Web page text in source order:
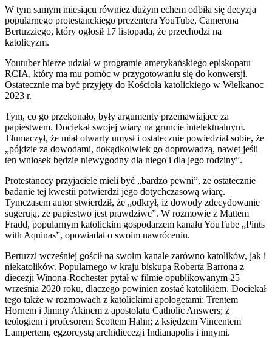
W tym samym miesiącu również dużym echem odbiła się decyzja
popularnego protestanckiego prezentera YouTube, Camerona
Bertuzziego, który ogłosił 17 listopada, że przechodzi na
katolicyzm.
Youtuber bierze udział w programie amerykańskiego episkopatu
RCIA, który ma mu pomóc w przygotowaniu się do konwersji.
Ostatecznie ma być przyjęty do Kościoła katolickiego w Wielkanoc
2023 r.
Tym, co go przekonało, były argumenty przemawiające za
papiestwem. Dociekał swojej wiary na gruncie intelektualnym.
Tłumaczył, że miał otwarty umysł i ostatecznie powiedział sobie, że
„pójdzie za dowodami, dokądkolwiek go doprowadzą, nawet jeśli
ten wniosek będzie niewygodny dla niego i dla jego rodziny”.
Protestanccy przyjaciele mieli być „bardzo pewni”, że ostatecznie
badanie tej kwestii potwierdzi jego dotychczasową wiarę.
Tymczasem autor stwierdził, że „odkrył, iż dowody zdecydowanie
sugerują, że papiestwo jest prawdziwe”. W rozmowie z Mattem
Fradd, popularnym katolickim gospodarzem kanału YouTube „Pints
with Aquinas”, opowiadał o swoim nawróceniu.
Bertuzzi wcześniej gościł na swoim kanale zarówno katolików, jak i
niekatolików. Popularnego w kraju biskupa Roberta Barrona z
diecezji Winona-Rochester pytał w filmie opublikowanym 25
września 2020 roku, dlaczego powinien zostać katolikiem. Dociekał
tego także w rozmowach z katolickimi apologetami: Trentem
Hornem i Jimmy Akinem z apostolatu Catholic Answers; z
teologiem i profesorem Scottem Hahn; z księdzem Vincentem
Lampertem, egzorcystą archidiecezji Indianapolis i innymi.